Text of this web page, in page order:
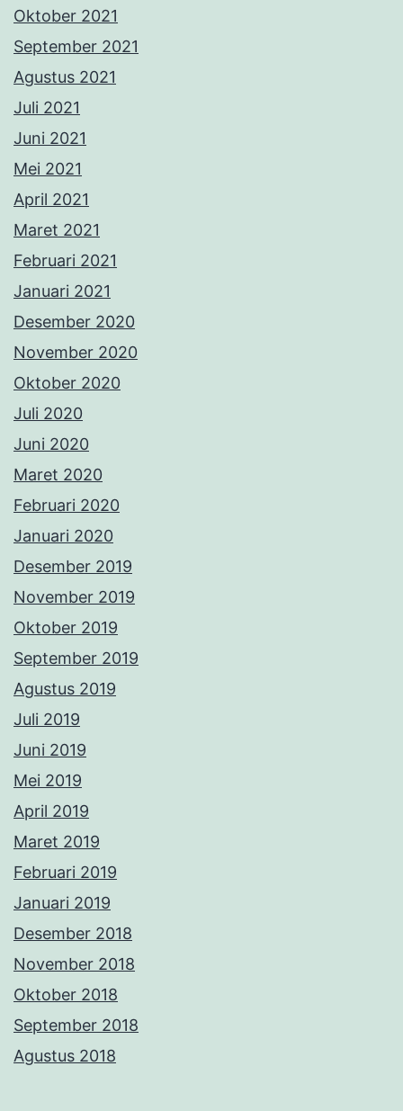
Oktober 2021
September 2021
Agustus 2021
Juli 2021
Juni 2021
Mei 2021
April 2021
Maret 2021
Februari 2021
Januari 2021
Desember 2020
November 2020
Oktober 2020
Juli 2020
Juni 2020
Maret 2020
Februari 2020
Januari 2020
Desember 2019
November 2019
Oktober 2019
September 2019
Agustus 2019
Juli 2019
Juni 2019
Mei 2019
April 2019
Maret 2019
Februari 2019
Januari 2019
Desember 2018
November 2018
Oktober 2018
September 2018
Agustus 2018